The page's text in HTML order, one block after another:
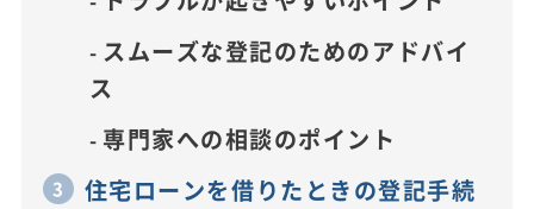
スムーズな登記のためのアドバイ
ス
専門家への相談のポイント
住宅ローンを借りたときの登記手続